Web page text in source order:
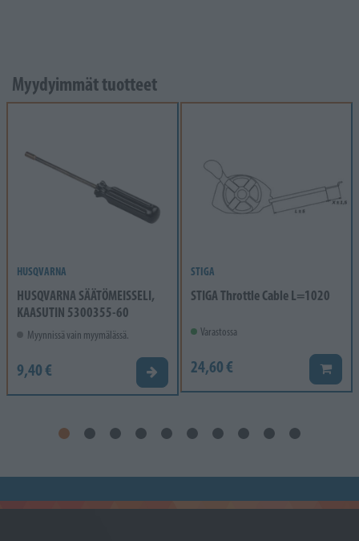
Myydyimmät tuotteet
HUSQVARNA
HUSQVARNA SÄÄTÖMEISSELI,
KAASUTIN 5300355-60
Myynnissä vain myymälässä.
9,40 € Valitse vaihtoehto
STIGA
STIGA Throttle Cable L=1020
Varastossa
24,60 € Lisää